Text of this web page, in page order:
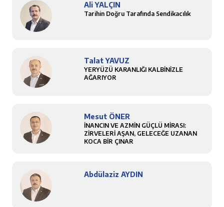
Ali YALÇIN
Tarihin Doğru Tarafında Sendikacılık
Talat YAVUZ
YERYÜZÜ KARANLIĞI KALBİNİZLE
AĞARIYOR
Mesut ÖNER
İNANCIN VE AZMİN GÜÇLÜ MİRASI:
ZİRVELERİ AŞAN, GELECEĞE UZANAN
KOCA BİR ÇINAR
Abdülaziz AYDIN